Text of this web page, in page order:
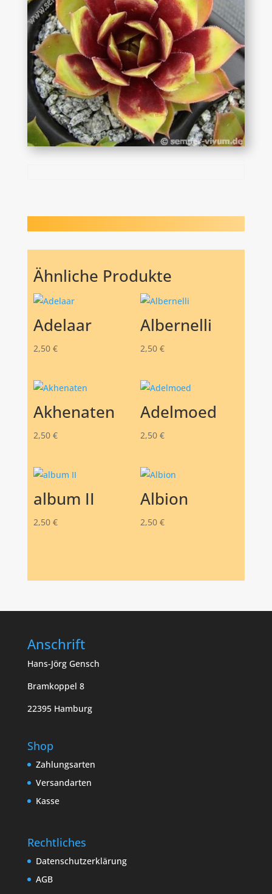
Ähnliche Produkte
Adelaar
2,50 €
Albernelli
2,50 €
Akhenaten
2,50 €
Adelmoed
2,50 €
album II
2,50 €
Albion
2,50 €
Anschrift
Hans-Jörg Gensch
Bramkoppel 8
22395 Hamburg
Shop
Zahlungsarten
Versandarten
Kasse
Rechtliches
Datenschutzerklärung
AGB